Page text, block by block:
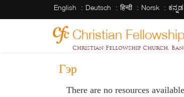
English Deutsch हिन्दी Norsk ಕನ್ನಡ
Christian
Christian Fellowship Church,
Гэр
There are no resources